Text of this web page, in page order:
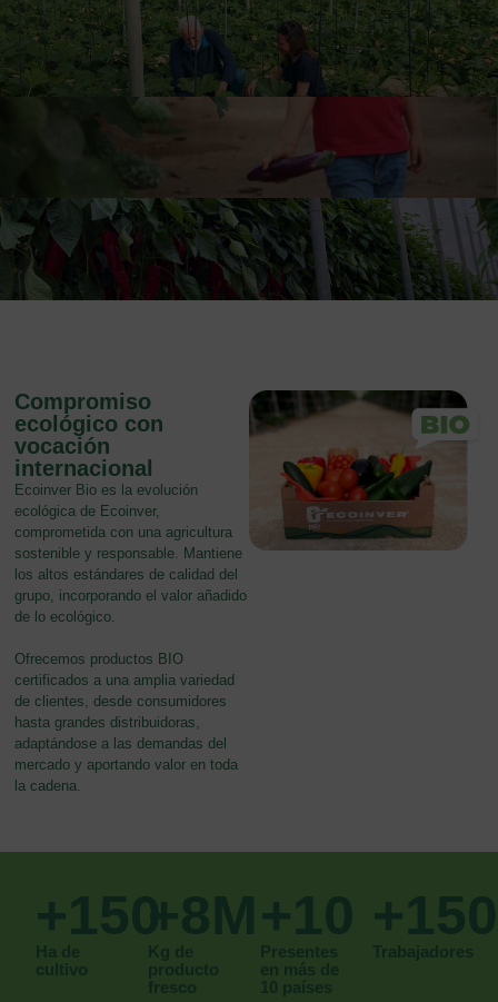
Compromiso
ecológico con
vocación
internacional
Ecoinver Bio es la evolución
ecológica de Ecoinver,
comprometida con una agricultura
sostenible y responsable. Mantiene
los altos estándares de calidad del
grupo, incorporando el valor añadido
de lo ecológico.
Ofrecemos productos BIO
certificados a una amplia variedad
de clientes, desde consumidores
hasta grandes distribuidoras,
adaptándose a las demandas del
mercado y aportando valor en toda
la cadena.